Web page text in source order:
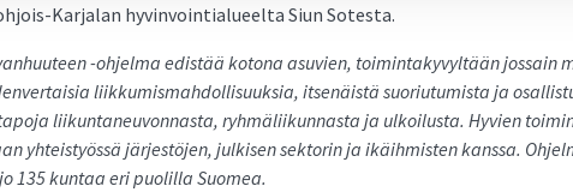
Karjalan hyvinvointialueelta Siun Sotesta.
-ohjelma edistää kotona asuvien, toimintakyvyltään jossain
liikkumismahdollisuuksia, itsenäistä suoriutumista ja
liikuntaneuvonnasta, ryhmäliikunnasta ja ulkoilusta. Hyvien
yhteistyössä järjestöjen, julkisen sektorin ja ikäihmisten kanssa.
135 kuntaa eri puolilla Suomea.